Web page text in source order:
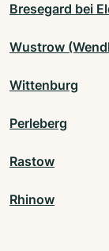
Bresegard bei
Wustrow
Wittenburg
Perleberg
Rastow
Rhinow